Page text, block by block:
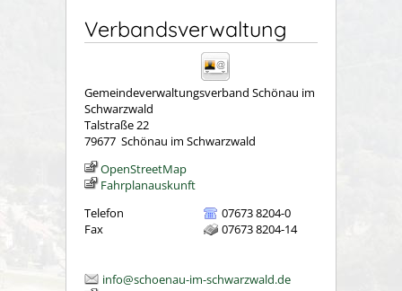
Verbandsverwaltung
Gemeindeverwaltungsverband Schönau im
Schwarzwald
Talstraße 22
79677 Schönau im Schwarzwald
OpenStreetMap
Fahrplanauskunft
Telefon
07673 8204-0
Fax
07673 8204-14
info@schoenau-im-schwarzwald.de